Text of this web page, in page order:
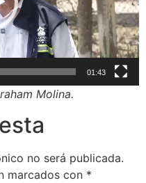
01:43
Molina.
no será publicada.
marcados con *